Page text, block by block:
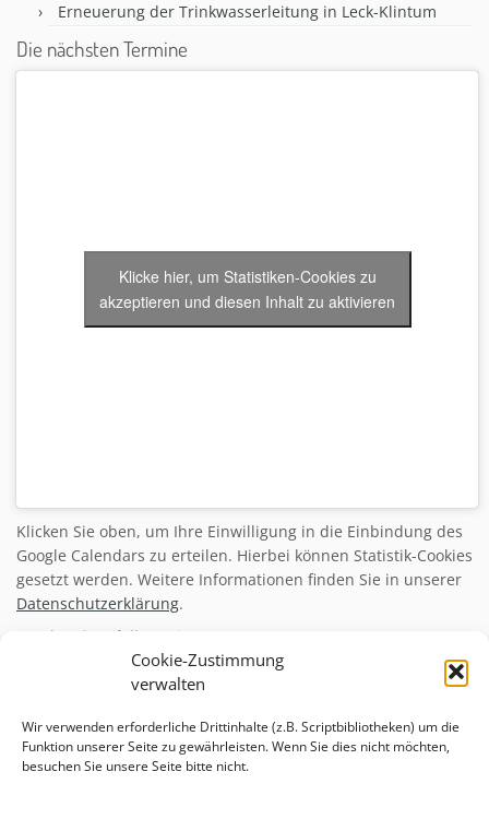
Cookie-Zustimmung
verwalten
Wir verwenden erforderliche Drittinhalte (z.B. Scriptbibliotheken) um die
Funktion unserer Seite zu gewährleisten. Wenn Sie dies nicht möchten,
besuchen Sie unsere Seite bitte nicht.
Erneuerung der Trinkwasserleitung in Leck-Klintum
Die nächsten Termine
Klicke hier, um Statistiken-Cookies zu
akzeptieren und diesen Inhalt zu aktivieren
Klicken Sie oben, um Ihre Einwilligung in die Einbindung des
Google Calendars zu erteilen. Hierbei können Statistik-Cookies
gesetzt werden. Weitere Informationen finden Sie in unserer
Datenschutzerklärung.
Von hier? Gefällt mir!
aus der Region finden – das geht jetzt ganz einfach im
Friesennetz.